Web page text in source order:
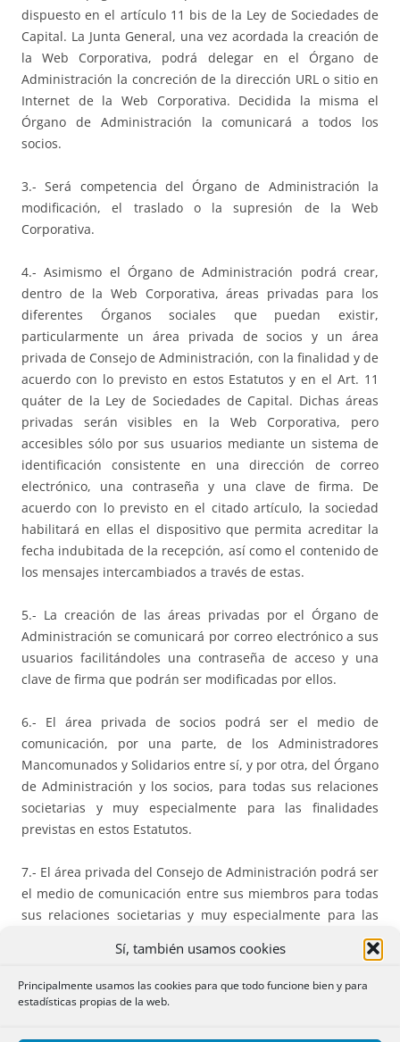
Sí, también usamos cookies
Principalmente usamos las cookies para que todo funcione bien y para
estadísticas propias de la web.
dispuesto en el artículo 11 bis de la Ley de Sociedades de
Capital. La Junta General, una vez acordada la creación de
la Web Corporativa, podrá delegar en el Órgano de
Administración la concreción de la dirección URL o sitio en
Internet de la Web Corporativa. Decidida la misma el
Órgano de Administración la comunicará a todos los
socios.
3.- Será competencia del Órgano de Administración la
modificación, el traslado o la supresión de la Web
Corporativa.
4.- Asimismo el Órgano de Administración podrá crear,
dentro de la Web Corporativa, áreas privadas para los
diferentes Órganos sociales que puedan existir,
particularmente un área privada de socios y un área
privada de Consejo de Administración, con la finalidad y de
acuerdo con lo previsto en estos Estatutos y en el Art. 11
quáter de la Ley de Sociedades de Capital. Dichas áreas
privadas serán visibles en la Web Corporativa, pero
accesibles sólo por sus usuarios mediante un sistema de
identificación consistente en una dirección de correo
electrónico, una contraseña y una clave de firma. De
acuerdo con lo previsto en el citado artículo, la sociedad
habilitará en ellas el dispositivo que permita acreditar la
fecha indubitada de la recepción, así como el contenido de
los mensajes intercambiados a través de estas.
5.- La creación de las áreas privadas por el Órgano de
Administración se comunicará por correo electrónico a sus
usuarios facilitándoles una contraseña de acceso y una
clave de firma que podrán ser modificadas por ellos.
6.- El área privada de socios podrá ser el medio de
comunicación, por una parte, de los Administradores
Mancomunados y Solidarios entre sí, y por otra, del Órgano
de Administración y los socios, para todas sus relaciones
societarias y muy especialmente para las finalidades
previstas en estos Estatutos.
7.- El área privada del Consejo de Administración podrá ser
el medio de comunicación entre sus miembros para todas
sus relaciones societarias y muy especialmente para las
8.- La utilización del sistema de identificación por cada
socio, Administrador o miembro del Consejo para el acceso